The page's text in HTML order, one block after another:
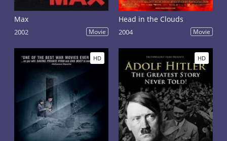
Max
2002 Movie
Head in the Clouds
2004 Movie
HD HD